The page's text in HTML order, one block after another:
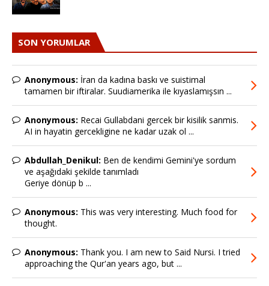
SON YORUMLAR
Anonymous: İran da kadına baskı ve suistimal
tamamen bir iftiralar. Suudiamerika ile kıyaslamışsın ...
Anonymous: Recai Gullabdani gercek bir kisilik sanmis.
AI in hayatin gercekligine ne kadar uzak ol ...
Abdullah_Denikul: Ben de kendimi Gemini'ye sordum
ve aşağıdaki şekilde tanımladı
Geriye dönüp b ...
Anonymous: This was very interesting. Much food for
thought.
Anonymous: Thank you. I am new to Said Nursi. I tried
approaching the Qur'an years ago, but ...